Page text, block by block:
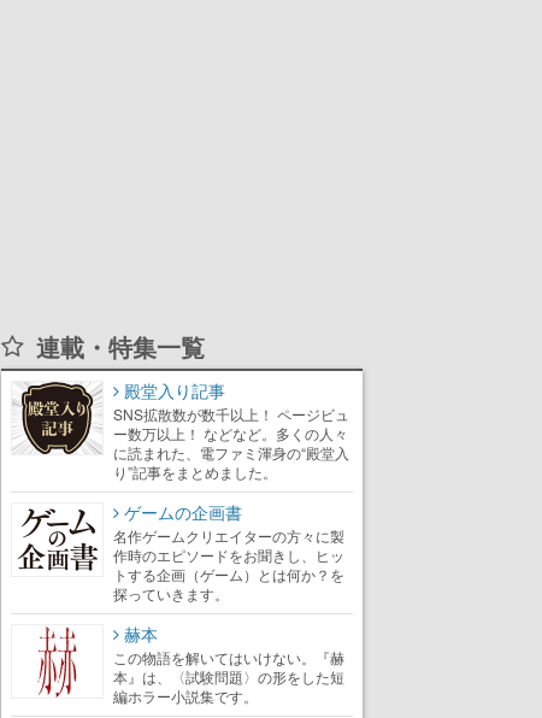
連載・特集一覧
殿堂入り記事
SNS拡散数が数千以上！ ページビュ
ー数万以上！ などなど。多くの人々
に読まれた、電ファミ渾身の“殿堂入
り”記事をまとめました。
ゲームの企画書
名作ゲームクリエイターの方々に製
作時のエピソードをお聞きし、ヒッ
トする企画（ゲーム）とは何か？を
探っていきます。
赫本
この物語を解いてはいけない。『赫
本』は、〈試験問題〉の形をした短
編ホラー小説集です。